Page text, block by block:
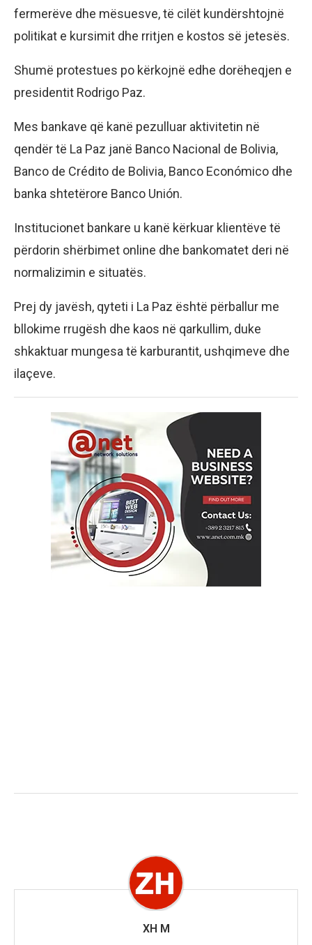
fermerëve dhe mësuesve, të cilët kundërshtojnë
politikat e kursimit dhe rritjen e kostos së jetesës.
Shumë protestues po kërkojnë edhe dorëheqjen e
presidentit Rodrigo Paz.
Mes bankave që kanë pezulluar aktivitetin në
qendër të La Paz janë Banco Nacional de Bolivia,
Banco de Crédito de Bolivia, Banco Económico dhe
banka shtetërore Banco Unión.
Institucionet bankare u kanë kërkuar klientëve të
përdorin shërbimet online dhe bankomatet deri në
normalizimin e situatës.
Prej dy javësh, qyteti i La Paz është përballur me
bllokime rrugësh dhe kaos në qarkullim, duke
shkaktuar mungesa të karburantit, ushqimeve dhe
ilaçeve.
XH M